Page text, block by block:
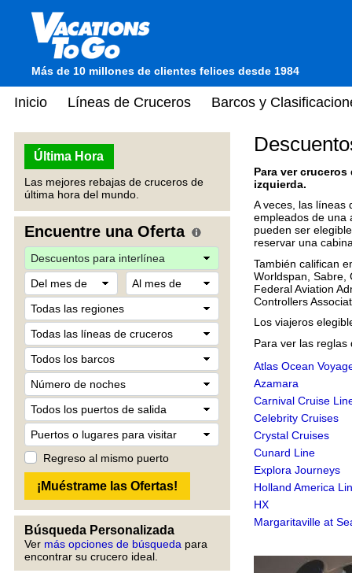
Más de 10 millones de clientes felices desde 1984
Inicio Líneas de Cruceros Barcos y
Última Hora
Las mejores rebajas de cruceros de
última hora del mundo.
Encuentre una Oferta
Regreso al mismo puerto
Búsqueda Personalizada
Ver más opciones de búsqueda para
encontrar su crucero ideal.
Para ver
izquierda.
A veces, las líneas
empleados de una
pueden ser
reservar una
También califican e
Worldspan, Sabre,
Federal Aviation
Controllers
Los viajeros
Para ver las
Atlas Ocean
Azamara
Carnival Cruise
Celebrity Cruises
Crystal Cruises
Cunard Line
Explora Journeys
Holland America
HX
Margaritaville at